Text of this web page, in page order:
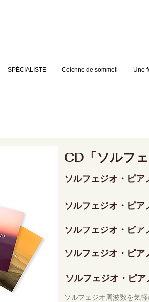
SPÉCIALISTE Colonne de sommeil Une
CD「ソルフ
ソルフェジオ・ピ
ソルフェジオ・ピ
ソルフェジオ・ピ
ソルフェジオ・ピ
ソルフェジオ・ピ
ソルフェジオ周波数を気